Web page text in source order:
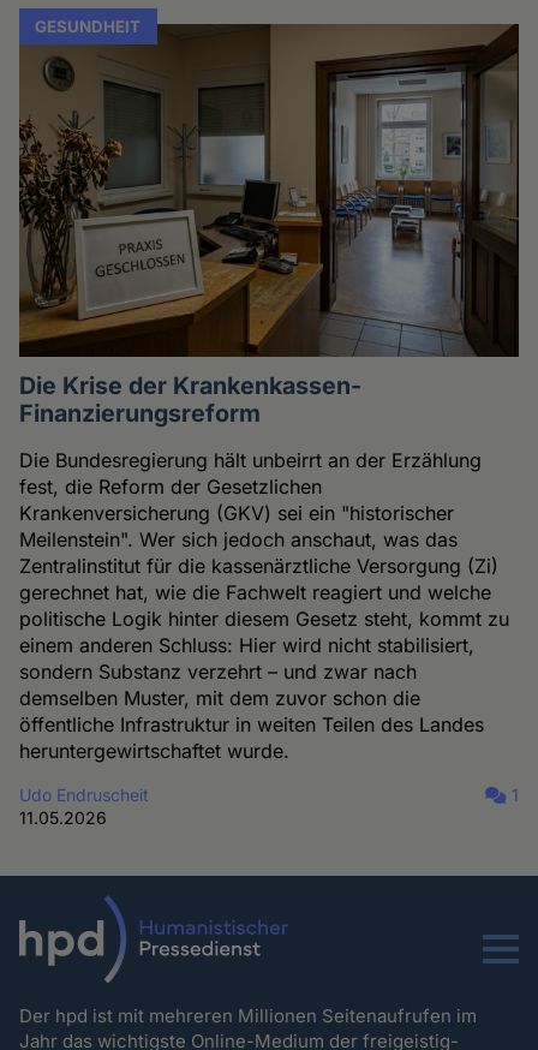
GESUNDHEIT
Die Krise der Krankenkassen-
Finanzierungsreform
Die Bundesregierung hält unbeirrt an der Erzählung
fest, die Reform der Gesetzlichen
Krankenversicherung (GKV) sei ein "historischer
Meilenstein". Wer sich jedoch anschaut, was das
Zentralinstitut für die kassenärztliche Versorgung (Zi)
gerechnet hat, wie die Fachwelt reagiert und welche
politische Logik hinter diesem Gesetz steht, kommt zu
einem anderen Schluss: Hier wird nicht stabilisiert,
sondern Substanz verzehrt – und zwar nach
demselben Muster, mit dem zuvor schon die
öffentliche Infrastruktur in weiten Teilen des Landes
heruntergewirtschaftet wurde.
Udo Endruscheit
11.05.2026
1
Menu
Der hpd ist mit mehreren Millionen Seitenaufrufen im
Jahr das wichtigste Online-Medium der freigeistig-